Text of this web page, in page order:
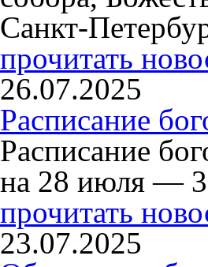
Санкт-
прочитать
26.07.2025
Расписание
Расписание
на 28 июля — 3
прочитать
23.07.2025